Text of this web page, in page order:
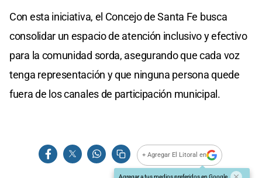
Con esta iniciativa, el Concejo de Santa Fe busca
consolidar un espacio de atención inclusivo y efectivo
para la comunidad sorda, asegurando que cada voz
tenga representación y que ninguna persona quede
fuera de los canales de participación municipal.
+ Agregar El Litoral en
Agregar a tus medios preferidos en Google